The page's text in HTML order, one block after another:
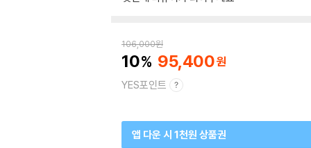
106,000원
10 95,400
YES포인트
앱 다운 시 1천원 상품권